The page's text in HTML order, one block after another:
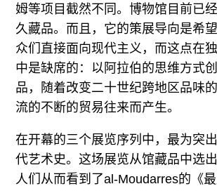
姆等项目截然不同。博物馆目前已
久藏品。而且，它的策展导向是希
众们直接面向现代主义，而这点在
中是缺席的：以阿拉伯的思维方式
品，随着改变二十世纪跨地区品味
流的不断的贸易往来而产生。
在开幕的三个展览序列中，最为突
代艺术史。这场展览从馆藏品中选出
人们从而看到了al-Moudarres的《最